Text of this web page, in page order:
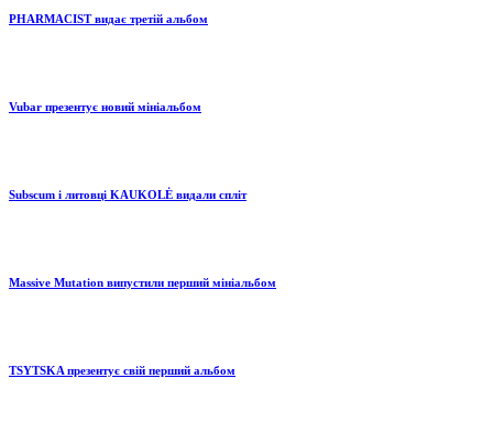
PHARMACIST видає третій альбом
Vubar презентує новий мініальбом
Subscum і литовці KAUKOLĖ видали спліт
Massive Mutation випустили перший мініальбом
TSYTSKA презентує свій перший альбом